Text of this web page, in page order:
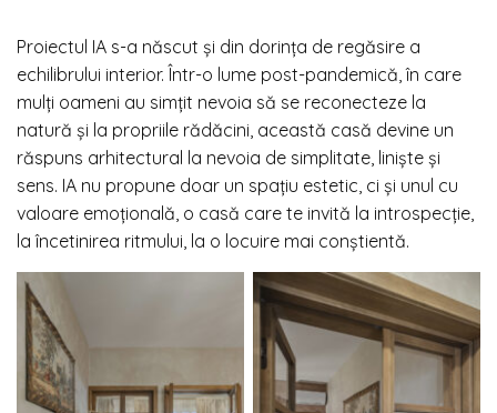
Proiectul IA s-a născut și din dorința de regăsire a
echilibrului interior. Într-o lume post-pandemică, în care
mulți oameni au simțit nevoia să se reconecteze la
natură și la propriile rădăcini, această casă devine un
răspuns arhitectural la nevoia de simplitate, liniște și
sens. IA nu propune doar un spațiu estetic, ci și unul cu
valoare emoțională, o casă care te invită la introspecție,
la încetinirea ritmului, la o locuire mai conștientă.